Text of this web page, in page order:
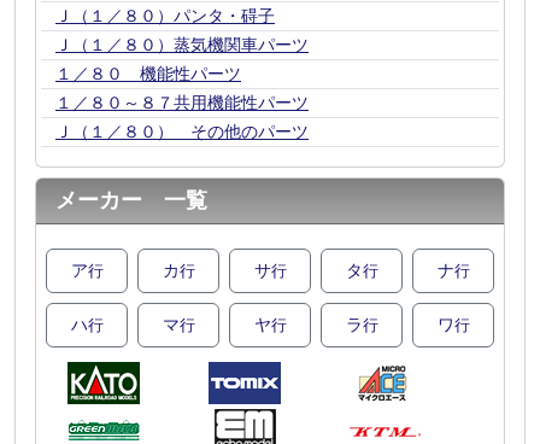
Ｊ（１／８０）パンタ・碍子
Ｊ（１／８０）蒸気機関車パーツ
１／８０ 機能性パーツ
１／８０～８７共用機能性パーツ
Ｊ（１／８０） その他のパーツ
メーカー 一覧
ア行 カ行 サ行 タ行 ナ行
ハ行 マ行 ヤ行 ラ行 ワ行